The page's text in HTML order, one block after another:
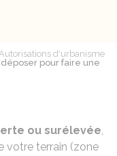
d'urbanisme
pour faire une
ou surélevée,
votre terrain (zone